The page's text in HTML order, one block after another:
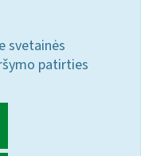
svetainės
patirties